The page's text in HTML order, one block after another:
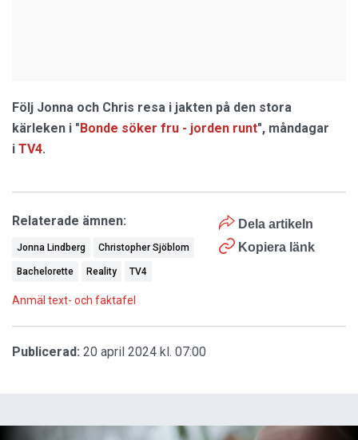
Följ Jonna och Chris resa i jakten på den stora
kärleken i " Bonde söker fru - jorden runt", måndagar
i TV4.
Dela artikeln
Kopiera länk
Relaterade ämnen:
Jonna Lindberg Christopher Sjöblom
Bachelorette Reality TV4
Anmäl text- och faktafel
Publicerad: 20 april 2024 kl. 07:00